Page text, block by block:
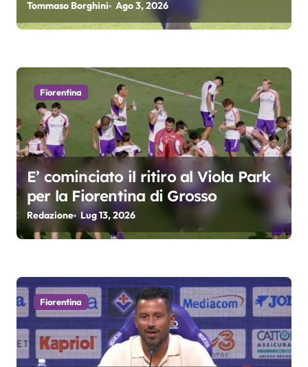
r
i
o
l
i
precampionato?
Tommaso Borghini Ago 3, 2026
Fiorentina
E’ cominciato il ritiro al Viola Park
per la Fiorentina di Grosso
Redazione Lug 13, 2026
Fiorentina